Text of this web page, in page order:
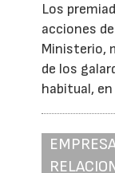
Los
acciones
Ministerio,
de los
habitual,